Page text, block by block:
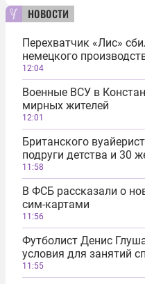
новости
Перехватчик «Лис»
немецкого
12:04
Военные ВСУ в
мирных жителей
12:01
Британского
подруги детства и 30
11:58
В ФСБ рассказали о
сим-картами
11:56
Футболист Денис
условия для занятий
11:55